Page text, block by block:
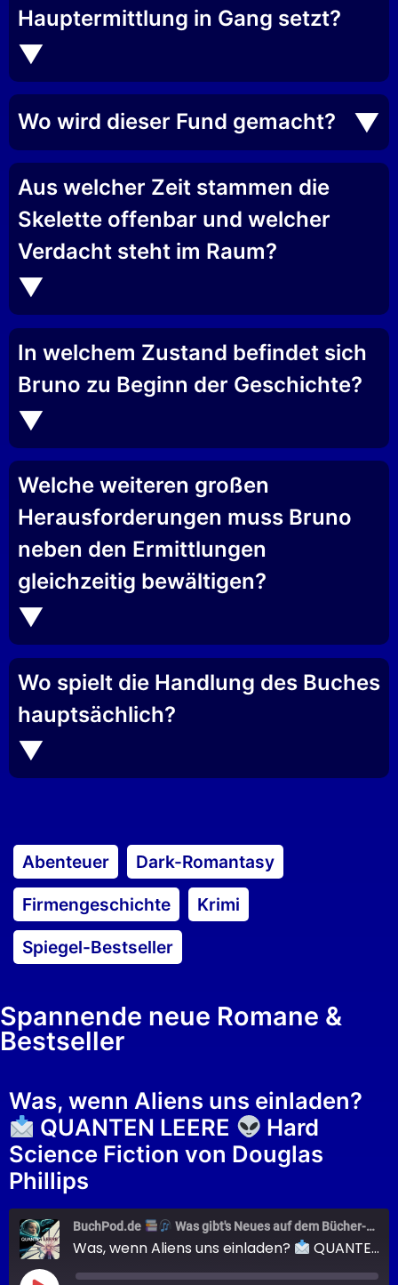
Hauptermittlung in Gang setzt?
Wo wird dieser Fund gemacht?
Aus welcher Zeit stammen die
Skelette offenbar und welcher
Verdacht steht im Raum?
In welchem Zustand befindet sich
Bruno zu Beginn der Geschichte?
Welche weiteren großen
Herausforderungen muss Bruno
neben den Ermittlungen
gleichzeitig bewältigen?
Wo spielt die Handlung des Buches
hauptsächlich?
Abenteuer
Dark-Romantasy
Firmengeschichte
Krimi
Spiegel-Bestseller
Spannende neue Romane &
Bestseller
Was, wenn Aliens uns einladen?
QUANTEN LEERE
Hard
Science Fiction von Douglas
Phillips
BuchPod.de Was gibt's Neues auf dem Bücher-Markt?
Was, wenn Aliens uns einladen? QUANTEN LEERE